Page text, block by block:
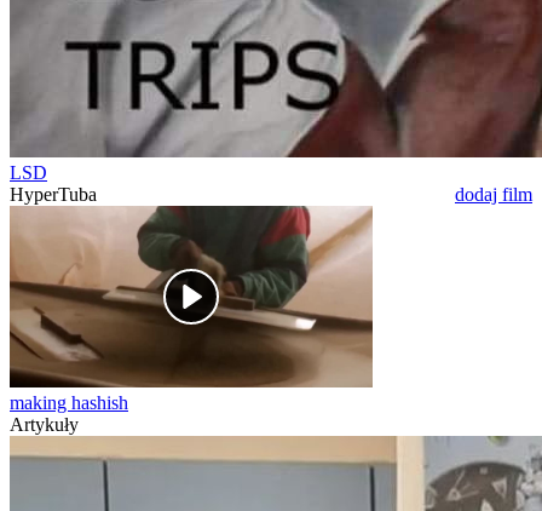
LSD
HyperTuba
dodaj film
making hashish
Artykuły